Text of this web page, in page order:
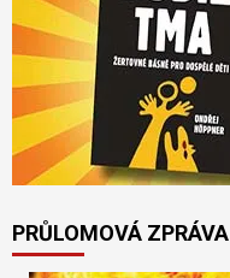
PRŮLOMOVÁ ZPRÁVA